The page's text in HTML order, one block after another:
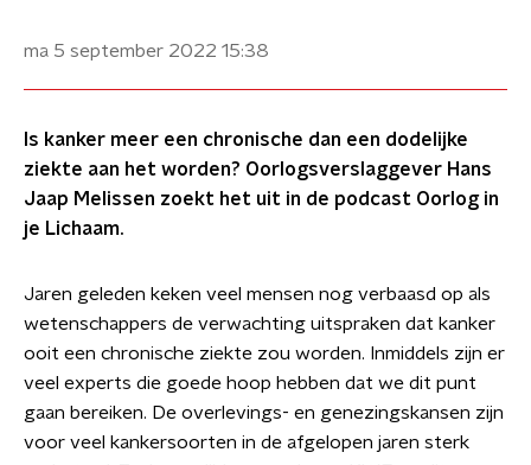
ma 5 september 2022 15:38
Is kanker meer een chronische dan een dodelijke
ziekte aan het worden? Oorlogsverslaggever Hans
Jaap Melissen zoekt het uit in de podcast Oorlog in
je Lichaam.
Jaren geleden keken veel mensen nog verbaasd op als
wetenschappers de verwachting uitspraken dat kanker
ooit een chronische ziekte zou worden. Inmiddels zijn er
veel experts die goede hoop hebben dat we dit punt
gaan bereiken. De overlevings- en genezingskansen zijn
voor veel kankersoorten in de afgelopen jaren sterk